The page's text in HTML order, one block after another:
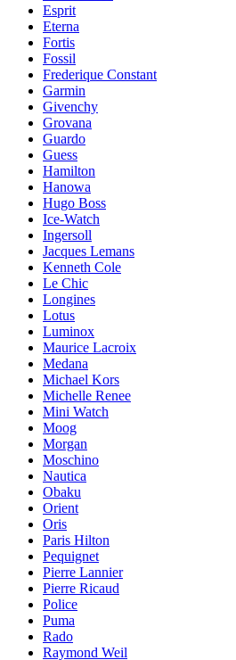
Esprit
Eterna
Fortis
Fossil
Frederique Constant
Garmin
Givenchy
Grovana
Guardo
Guess
Hamilton
Hanowa
Hugo Boss
Ice-Watch
Ingersoll
Jacques Lemans
Kenneth Cole
Le Chic
Longines
Lotus
Luminox
Maurice Lacroix
Medana
Michael Kors
Michelle Renee
Mini Watch
Moog
Morgan
Moschino
Nautica
Obaku
Orient
Oris
Paris Hilton
Pequignet
Pierre Lannier
Pierre Ricaud
Police
Puma
Rado
Raymond Weil